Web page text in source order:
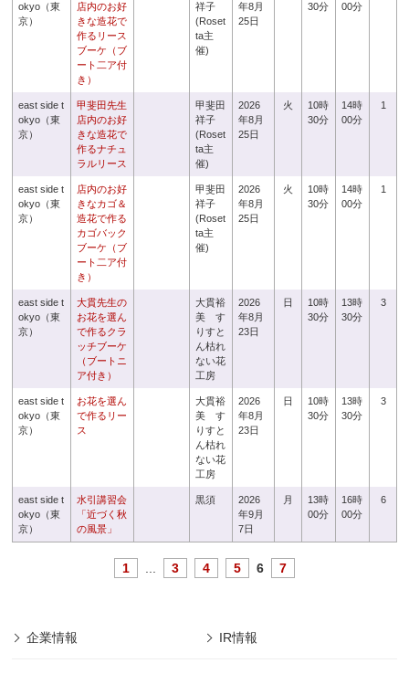
okyo（東
京）
店内のお好
きな造花で
作るリース
ブーケ（ブ
ート二ア付
き）
祥子
(Roset
ta主
催)
年8月
25日
30分
00分
east side t
okyo（東
京）
甲斐田先生
店内のお好
きな造花で
作るナチュ
ラルリース
甲斐田
祥子
(Roset
ta主
催)
2026
年8月
25日
火
10時
30分
14時
00分
1
east side t
okyo（東
京）
店内のお好
きなカゴ＆
造花で作る
カゴバック
ブーケ（ブ
ート二ア付
き）
甲斐田
祥子
(Roset
ta主
催)
2026
年8月
25日
火
10時
30分
14時
00分
1
east side t
okyo（東
京）
大貫先生の
お花を選ん
で作るクラ
ッチブーケ
（ブートニ
ア付き）
大貫裕
美 す
りすと
ん枯れ
ない花
工房
2026
年8月
23日
日
10時
30分
13時
30分
3
east side t
okyo（東
京）
お花を選ん
で作るリー
ス
大貫裕
美 す
りすと
ん枯れ
ない花
工房
2026
年8月
23日
日
10時
30分
13時
30分
3
east side t
okyo（東
京）
水引講習会
「近づく秋
の風景」
黒須
2026
年9月
7日
月
13時
00分
16時
00分
6
1 3 4 5 6 7
企業情報 IR情報